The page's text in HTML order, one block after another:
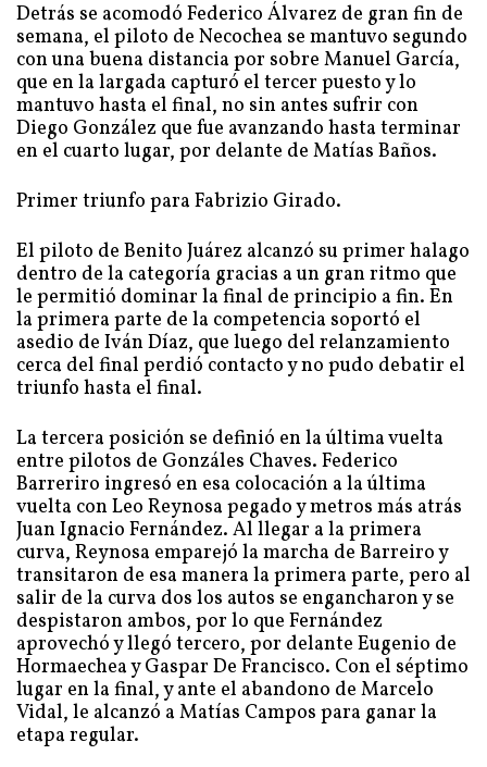
Detrás se acomodó Federico Álvarez de gran fin de
semana, el piloto de Necochea se mantuvo segundo
con una buena distancia por sobre Manuel García,
que en la largada capturó el tercer puesto y lo
mantuvo hasta el final, no sin antes sufrir con
Diego González que fue avanzando hasta terminar
en el cuarto lugar, por delante de Matías Baños.
Primer triunfo para Fabrizio Girado.
El piloto de Benito Juárez alcanzó su primer halago
dentro de la categoría gracias a un gran ritmo que
le permitió dominar la final de principio a fin. En
la primera parte de la competencia soportó el
asedio de Iván Díaz, que luego del relanzamiento
cerca del final perdió contacto y no pudo debatir el
triunfo hasta el final.
La tercera posición se definió en la última vuelta
entre pilotos de Gonzáles Chaves. Federico
Barreriro ingresó en esa colocación a la última
vuelta con Leo Reynosa pegado y metros más atrás
Juan Ignacio Fernández. Al llegar a la primera
curva, Reynosa emparejó la marcha de Barreiro y
transitaron de esa manera la primera parte, pero al
salir de la curva dos los autos se engancharon y se
despistaron ambos, por lo que Fernández
aprovechó y llegó tercero, por delante Eugenio de
Hormaechea y Gaspar De Francisco. Con el séptimo
lugar en la final, y ante el abandono de Marcelo
Vidal, le alcanzó a Matías Campos para ganar la
etapa regular.